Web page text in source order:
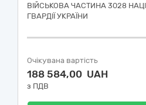
ВІЙСЬКОВА ЧАСТИНА 3028
ГВАРДІЇ УКРАЇНИ
Очікувана вартість
188 584,00 UAH
з ПДВ